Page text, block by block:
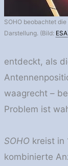
SOHO beobachtet
Darstellung. (Bild: ESA
entdeckt, als
waagrecht –
Problem ist
SOHO kreist in
kombinierte